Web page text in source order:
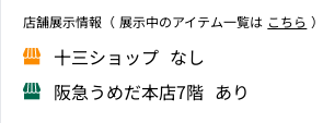
店舗展⽰情報（ 展⽰中のアイテム⼀覧は こちら ）
⼗三ショップ なし
阪急うめだ本店7階 あり